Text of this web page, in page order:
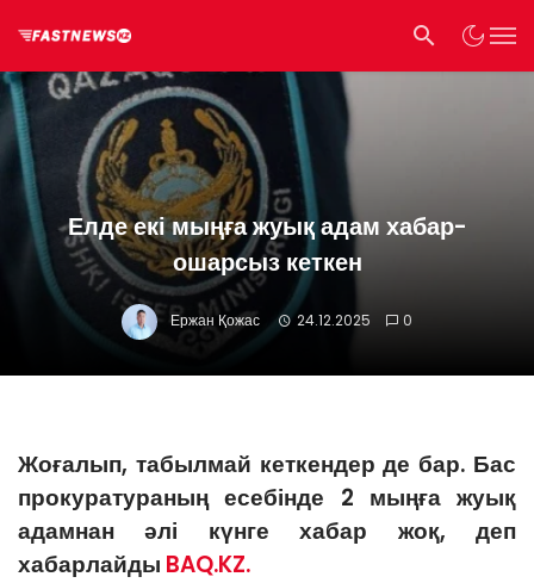
Елде екі мыңға жуық адам хабар-
ошарсыз кеткен
Ержан Қожас 24.12.2025 0
Жоғалып, табылмай кеткендер де бар. Бас
прокуратураның есебінде 2 мыңға жуық
адамнан әлі күнге хабар жоқ, деп
хабарлайды BAQ.KZ.